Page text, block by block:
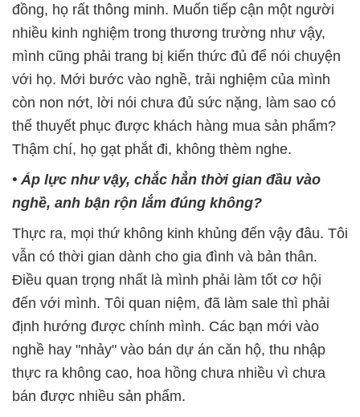
đồng, họ rất thông minh. Muốn tiếp cận một người
nhiều kinh nghiệm trong thương trường như vậy,
mình cũng phải trang bị kiến thức đủ để nói chuyện
với họ. Mới bước vào nghề, trải nghiệm của mình
còn non nớt, lời nói chưa đủ sức nặng, làm sao có
thể thuyết phục được khách hàng mua sản phẩm?
Thậm chí, họ gạt phắt đi, không thèm nghe.
• Áp lực như vậy, chắc hẳn thời gian đầu vào
nghề, anh bận rộn lắm đúng không?
Thực ra, mọi thứ không kinh khủng đến vậy đâu. Tôi
vẫn có thời gian dành cho gia đình và bản thân.
Điều quan trọng nhất là mình phải làm tốt cơ hội
đến với mình. Tôi quan niệm, đã làm sale thì phải
định hướng được chính mình. Các bạn mới vào
nghề hay "nhảy" vào bán dự án căn hộ, thu nhập
thực ra không cao, hoa hồng chưa nhiều vì chưa
bán được nhiều sản phẩm.